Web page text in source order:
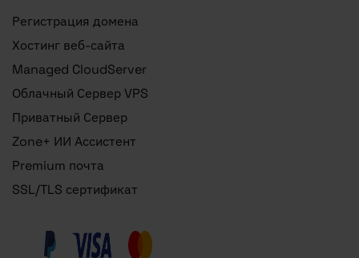
Регистрация домена
Хостинг веб-сайта
Managed CloudServer
Облачный Сервер VPS
Приватный Сервер
Zone+ ИИ Ассистент
Premium почта
SSL/TLS сертификат